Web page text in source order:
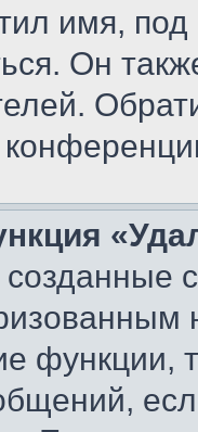
имя,
Он
функции,